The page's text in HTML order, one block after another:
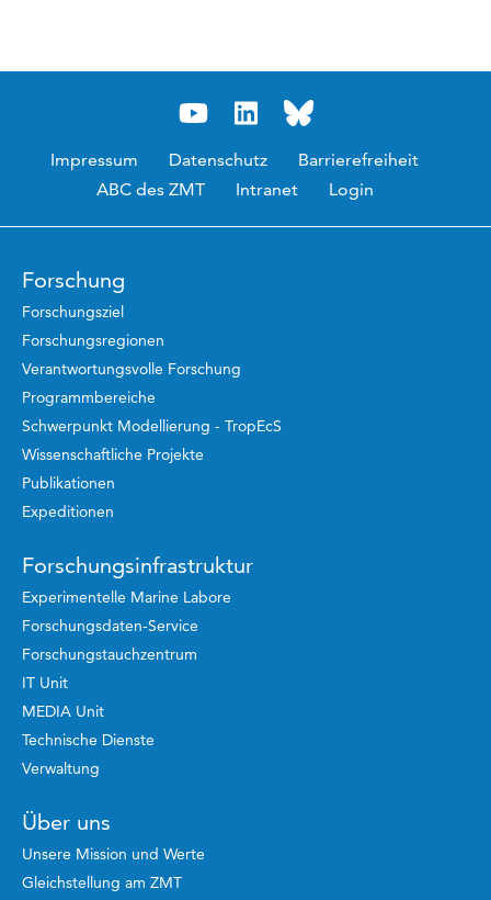
Impressum Datenschutz
Barrierefreiheit
ABC des ZMT
Intranet Login
Forschung
Forschungsziel
Forschungsregionen
Verantwortungsvolle Forschung
Programmbereiche
Schwerpunkt Modellierung - TropEcS
Wissenschaftliche Projekte
Publikationen
Expeditionen
Forschungsinfrastruktur
Experimentelle Marine Labore
Forschungsdaten-Service
Forschungstauchzentrum
IT Unit
MEDIA Unit
Technische Dienste
Verwaltung
Über uns
Unsere Mission und Werte
Gleichstellung am ZMT